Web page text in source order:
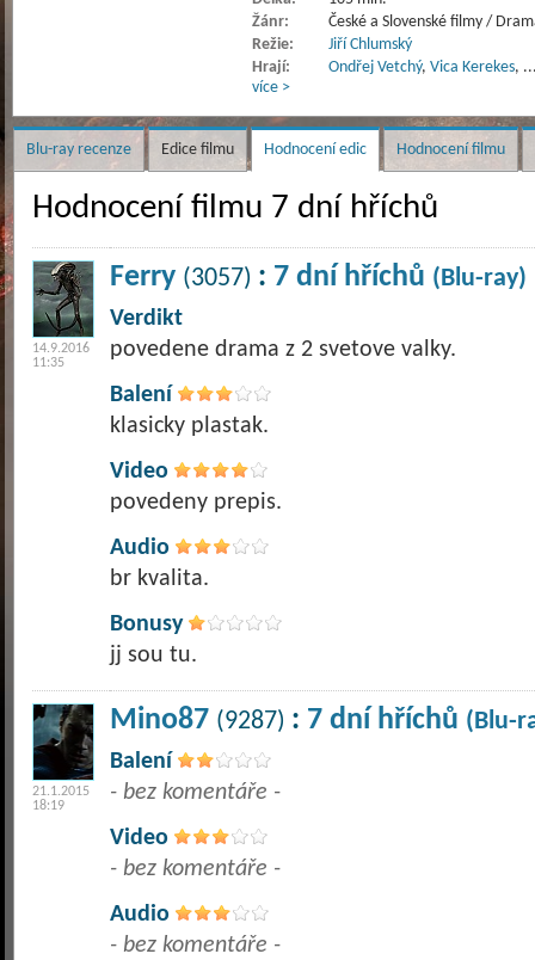
Žánr:
České a Slovenské filmy /
Režie:
Jiří Chlumský
Hrají:
Ondřej Vetchý, Vica Kerekes,
více >
Blu-ray recenze Edice filmu Hodnocení edic Hodnocení filmu
Hodnocení filmu 7 dní hříchů
14.9.2016
11:35
Ferry (3057) : 7 dní hříchů (Blu-ray)
Verdikt
povedene drama z 2 svetove valky.
Balení
klasicky plastak.
Video
povedeny prepis.
Audio
br kvalita.
Bonusy
jj sou tu.
21.1.2015
18:19
Mino87 (9287) : 7 dní hříchů (Blu-
Balení
- bez komentáře -
Video
- bez komentáře -
Audio
- bez komentáře -